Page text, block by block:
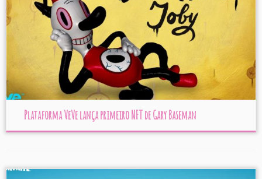
Plataforma VeVe lança primeiro NFT de Gary Baseman